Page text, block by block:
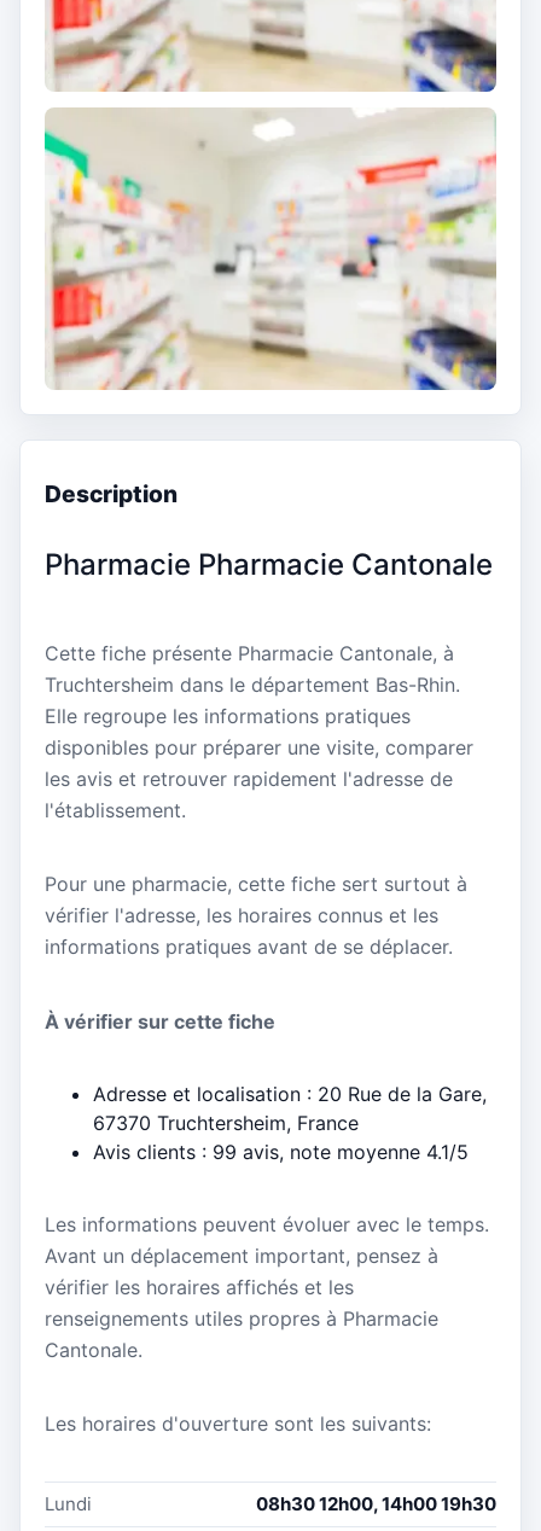
Description
Pharmacie Pharmacie Cantonale
Cette fiche présente Pharmacie Cantonale, à
Truchtersheim dans le département Bas-Rhin.
Elle regroupe les informations pratiques
disponibles pour préparer une visite, comparer
les avis et retrouver rapidement l'adresse de
l'établissement.
Pour une pharmacie, cette fiche sert surtout à
vérifier l'adresse, les horaires connus et les
informations pratiques avant de se déplacer.
À vérifier sur cette fiche
Adresse et localisation : 20 Rue de la Gare,
67370 Truchtersheim, France
Avis clients : 99 avis, note moyenne 4.1/5
Les informations peuvent évoluer avec le temps.
Avant un déplacement important, pensez à
vérifier les horaires affichés et les
renseignements utiles propres à Pharmacie
Cantonale.
Les horaires d'ouverture sont les suivants:
Lundi 08h30 12h00, 14h00 19h30